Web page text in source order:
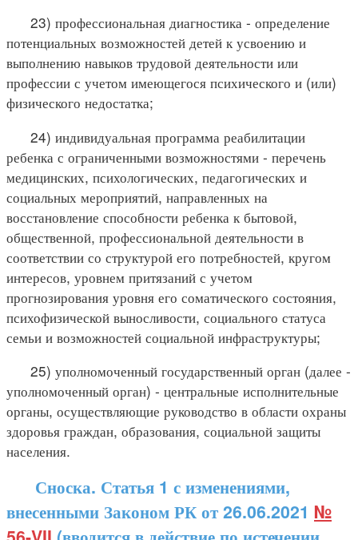
23) профессиональная диагностика - определение
потенциальных возможностей детей к усвоению и
выполнению навыков трудовой деятельности или
профессии с учетом имеющегося психического и (или)
физического недостатка;
24) индивидуальная программа реабилитации
ребенка с ограниченными возможностями - перечень
медицинских, психологических, педагогических и
социальных мероприятий, направленных на
восстановление способности ребенка к бытовой,
общественной, профессиональной деятельности в
соответствии со структурой его потребностей, кругом
интересов, уровнем притязаний с учетом
прогнозирования уровня его соматического состояния,
психофизической выносливости, социального статуса
семьи и возможностей социальной инфраструктуры;
25) уполномоченный государственный орган (далее -
уполномоченный орган) - центральные исполнительные
органы, осуществляющие руководство в области охраны
здоровья граждан, образования, социальной защиты
населения.
Сноска. Статья 1 с изменениями,
внесенными Законом РК от 26.06.2021 №